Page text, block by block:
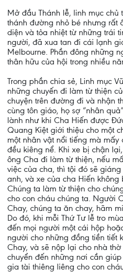
Mở đầu Thánh lễ, linh mục chủ
thánh đường nhỏ bé nhưng rất
diện và tỏa nhiệt từ những trái
người, đã xua tan đi cái lạnh
Melbourne. Phần đông những
thân hữu của hội trong nhiều
Trong phần chia sẻ, Linh mục
những chuyến đi làm từ thiện
chuyện trên đường đi và nhận
cùng tôn giáo, họ sợ “nhân
lành như khi Cha Hiến được
Quang Kiệt giới thiệu cho một
một nhân vật nổi tiếng mà
đều kiêng nể. Khi xe bị chận
ông Cha đi làm từ thiện, nếu
việc của cha, thì tội đó sẽ
anh, và xe của cha Hiến không
Chúng ta làm từ thiện cho
cho con cháu chúng ta. Người
Chay, chúng ta ăn chay, hãm
Do đó, khi mỗi Thứ Tư lễ tro
đến mọi người một cái hộp
người cho những đồng tiền tiết
Chay, và sẽ nộp lại cho nhà
chuyển đến những nơi cần
gia tài thiêng liêng cho con